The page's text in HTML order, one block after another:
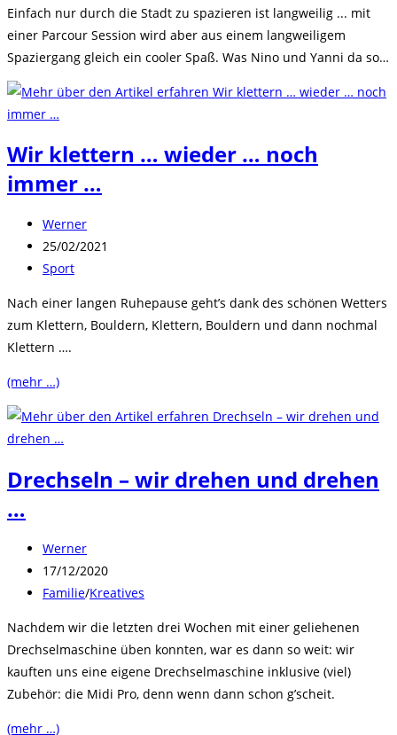
Einfach nur durch die Stadt zu spazieren ist langweilig ... mit
einer Parcour Session wird aber aus einem langweiligem
Spaziergang gleich ein cooler Spaß. Was Nino und Yanni da so…
Wir klettern … wieder … noch
immer …
Beitrags-
Autor:
Werner
Beitrag
veröffentlicht:
25/02/2021
Beitrags-
Sport
Nach einer langen Ruhepause geht’s dank des schönen Wetters
zum Klettern, Bouldern, Klettern, Bouldern und dann nochmal
Klettern ….
(mehr …)
Drechseln – wir drehen und drehen
…
Beitrags-
Autor:
Werner
Beitrag
veröffentlicht:
17/12/2020
Beitrags-
Familie/Kreatives
Nachdem wir die letzten drei Wochen mit einer geliehenen
Drechselmaschine üben konnten, war es dann so weit: wir
kauften uns eine eigene Drechselmaschine inklusive (viel)
Zubehör: die Midi Pro, denn wenn dann schon g’scheit.
(mehr …)